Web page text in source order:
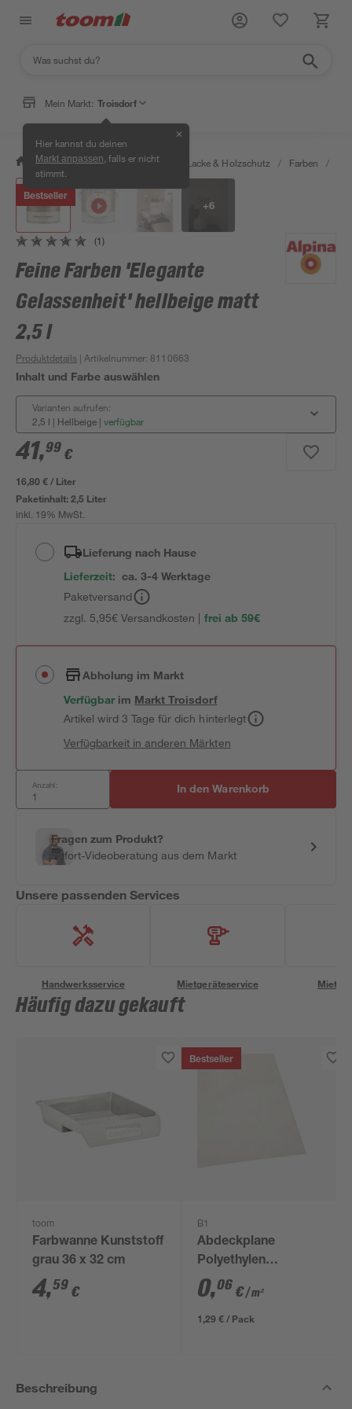
Mein Markt: Troisdorf
Hier kannst du deinen
Markt anpassen , falls er nicht
stimmt.
✕
/ Bauen & Renovieren / Farben, Lacke & Holzschutz / Farben /
Bestseller
+6
(1)
Feine Farben 'Elegante
Gelassenheit' hellbeige matt
2,5 l
Produktdetails | Artikelnummer: 8110663
Inhalt und Farbe auswählen
Varianten aufrufen:
2,5 l | Hellbeige | verfügbar
41,99 €
16,80 € / Liter
Paketinhalt:2,5 Liter
inkl. 19% MwSt.
Lieferung nach Hause
Lieferzeit: ca. 3-4 Werktage
Paketversand
zzgl. 5,95€ Versandkosten | frei ab 59€
Abholung im Markt
Verfügbar im MarktTroisdorf
Artikel wird 3 Tage für dich hinterlegt
Verfügbarkeit in anderen Märkten
Anzahl: In den Warenkorb
Fragen zum Produkt?
Sofort-Videoberatung aus dem Markt
Unsere passenden Services
Handwerksservice Mietgeräteservice
Häufig dazu gekauft
toom
Farbwanne Kunststoff
grau 36 x 32 cm
4,59 €
Bestseller
B1
Abdeckplane
Polyethylen
transparent 4 x 5 m
0,06 €/ m²
1,29 € / Pack
Beschreibung